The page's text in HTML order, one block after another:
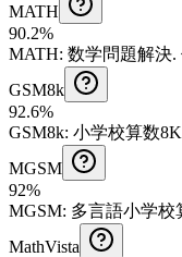
MATH
90.2%
MATH: 数学問題解決.
GSM8k
92.6%
GSM8k: 小学校算数8K
MGSM
92%
MGSM: 多言語小学校
MathVista